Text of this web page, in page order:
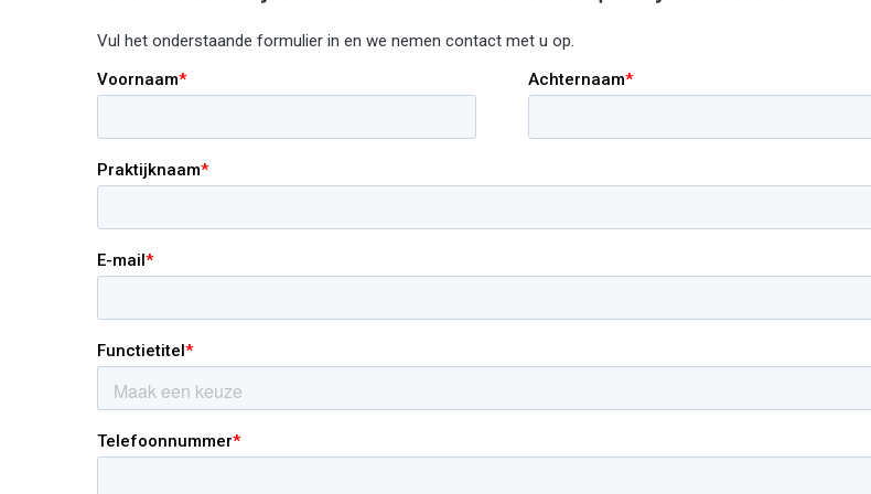
Vul het onderstaande formulier in en we nemen contact met u op.